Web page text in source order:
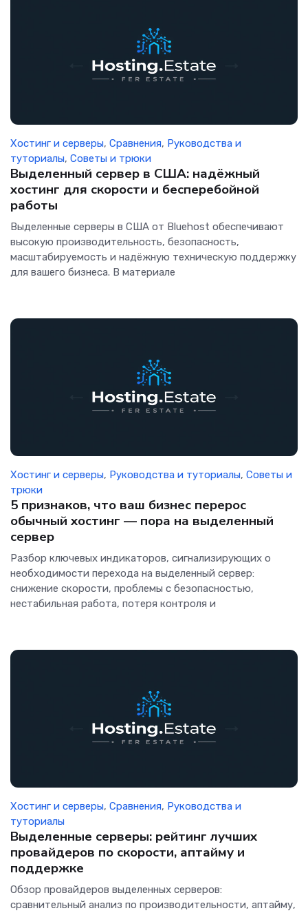
Хостинг и серверы, Сравнения, Руководства и
туториалы, Советы и трюки
Выделенный сервер в США: надёжный
хостинг для скорости и бесперебойной
работы
Выделенные серверы в США от Bluehost обеспечивают
высокую производительность, безопасность,
масштабируемость и надёжную техническую поддержку
для вашего бизнеса. В материале
Хостинг и серверы, Руководства и туториалы, Советы и
трюки
5 признаков, что ваш бизнес перерос
обычный хостинг — пора на выделенный
сервер
Разбор ключевых индикаторов, сигнализирующих о
необходимости перехода на выделенный сервер:
снижение скорости, проблемы с безопасностью,
нестабильная работа, потеря контроля и
Хостинг и серверы, Сравнения, Руководства и
туториалы
Выделенные серверы: рейтинг лучших
провайдеров по скорости, аптайму и
поддержке
Обзор провайдеров выделенных серверов:
сравнительный анализ по производительности, аптайму,